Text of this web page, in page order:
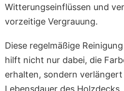
Witterungseinflüssen und
vorzeitige Vergrauung.
Diese regelmäßige
hilft nicht nur dabei, die
erhalten, sondern
Lebensdauer des Holzdecks.